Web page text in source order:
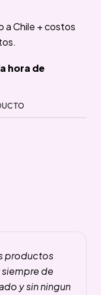
a Chile + costos
hora de
productos
de
y sin ningun